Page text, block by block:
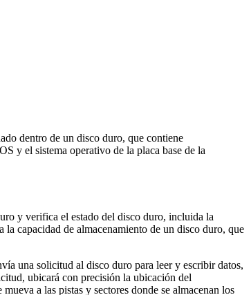
dentro de un disco duro, que contiene
y el sistema operativo de la placa base de la
y verifica el estado del disco duro, incluida la
capacidad de almacenamiento de un disco duro, que
una solicitud al disco duro para leer y escribir datos,
ubicará con precisión la ubicación del
a las pistas y sectores donde se almacenan los